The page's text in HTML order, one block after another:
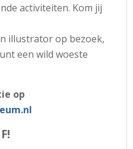
activiteiten. Kom jij
illustrator op bezoek,
een wild woeste
op